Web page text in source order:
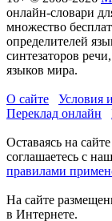
онлайн-словари
множество
определителей
синтезаторов
языков мира.
О сайте Условия
Переклад онлайн
Оставаясь на
соглашаетесь с
правилами
На сайте
в Интернете.